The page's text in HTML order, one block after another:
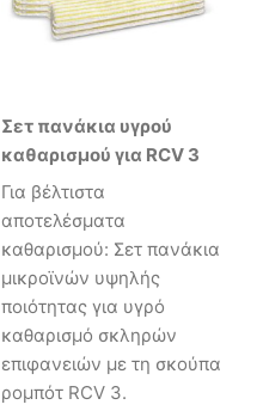
Σετ πανάκια υγρού
καθαρισμού για RCV 3
Για βέλτιστα
αποτελέσματα
καθαρισμού: Σετ πανάκια
μικροϊνών υψηλής
ποιότητας για υγρό
καθαρισμό σκληρών
επιφανειών με τη σκούπα
ρομπότ RCV 3.